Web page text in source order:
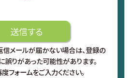
メールが届かない場合は、登録の
誤りがあった可能性があります。
フォームをご入力ください。